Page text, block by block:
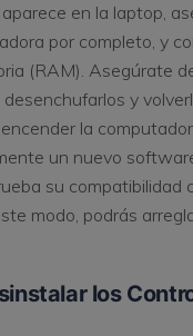
en la laptop,
por completo, y
(RAM). Asegúrate
desenchufarlos y
la
un nuevo
su compatibilidad
modo, podrás
los